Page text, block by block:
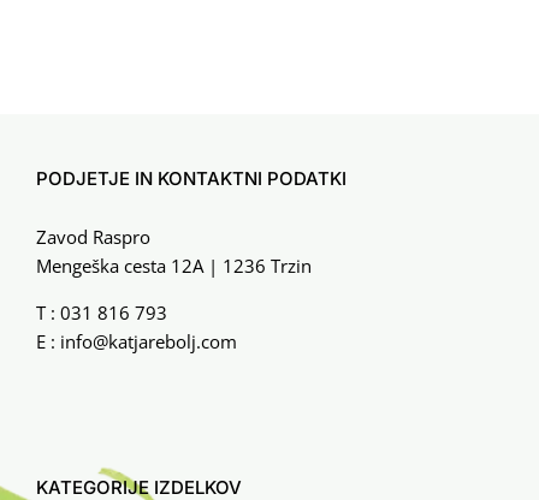
PODJETJE IN KONTAKTNI PODATKI
Zavod Raspro
Mengeška cesta 12A | 1236 Trzin
T : 031 816 793
E : info@katjarebolj.com
KATEGORIJE IZDELKOV